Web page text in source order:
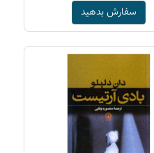
سفارش بدهید